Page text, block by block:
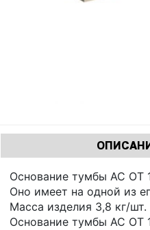
табы
Основание тумбы АС ОТ
Оно имеет на одной из
Масса изделия 3,8 кг/шт.
Основание тумбы АС ОТ